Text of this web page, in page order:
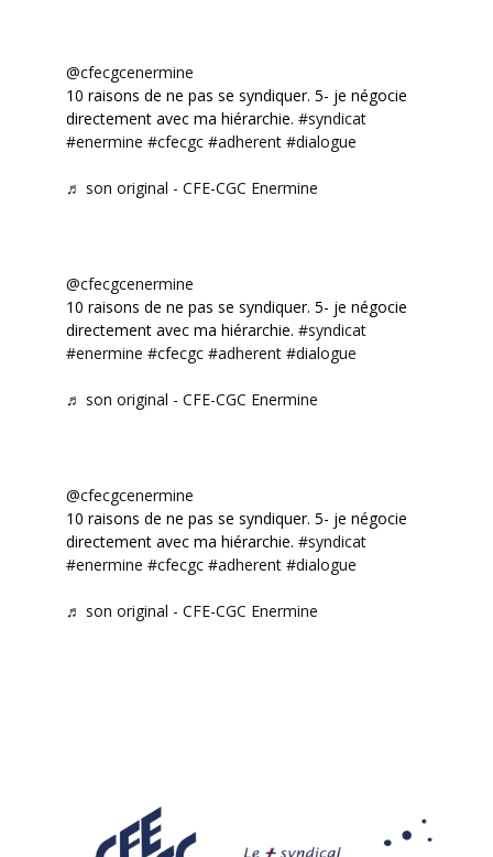
@cfecgcenermine
10 raisons de ne pas se syndiquer. 5- je négocie
directement avec ma hiérarchie. #syndicat
#enermine #cfecgc #adherent #dialogue
♬ son original - CFE-CGC Enermine
@cfecgcenermine
10 raisons de ne pas se syndiquer. 5- je négocie
directement avec ma hiérarchie. #syndicat
#enermine #cfecgc #adherent #dialogue
♬ son original - CFE-CGC Enermine
@cfecgcenermine
10 raisons de ne pas se syndiquer. 5- je négocie
directement avec ma hiérarchie. #syndicat
#enermine #cfecgc #adherent #dialogue
♬ son original - CFE-CGC Enermine